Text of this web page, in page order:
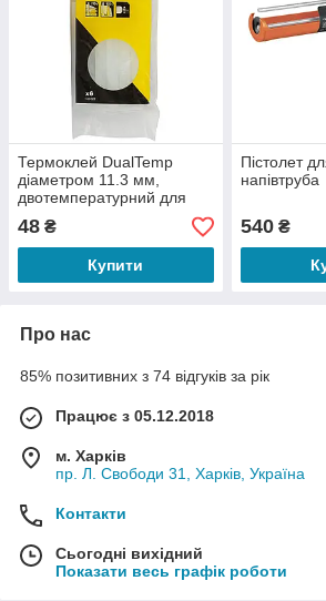
Термоклей DualTemp
діаметром 11.3 мм,
двотемпературний для
клейового пістолета
STANLEY 1-GS15DT
48 ₴
Купити
Пістолет
напівтруба
540₴
Про нас
85% позитивних з 74 відгуків за рік
Працює з 05.12.2018
м. Харків
пр. Л. Свободи 31, Харків, Україна
Контакти
Сьогодні вихідний
Показати весь графік роботи